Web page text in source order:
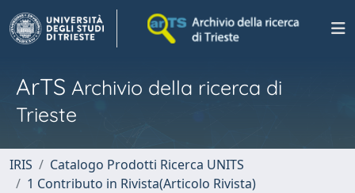
ArTS Archivio della ricerca di
Trieste
IRIS
Catalogo Prodotti Ricerca UNITS
1 Contributo in Rivista(Articolo Rivista)